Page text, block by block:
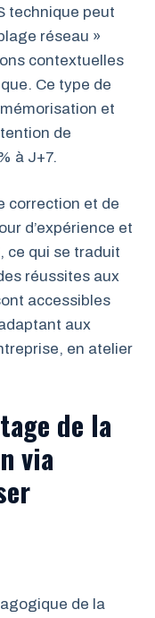
technique peut
réseau »
contextuelles
Ce type de
et
de
à J+7.
correction et de
d’expérience et
ce qui se traduit
réussites aux
accessibles
aux
en atelier
de la
via
de la